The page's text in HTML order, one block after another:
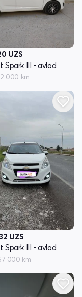
UZS
Spark III - avlod
000 km
UZS
Spark III - avlod
000 km